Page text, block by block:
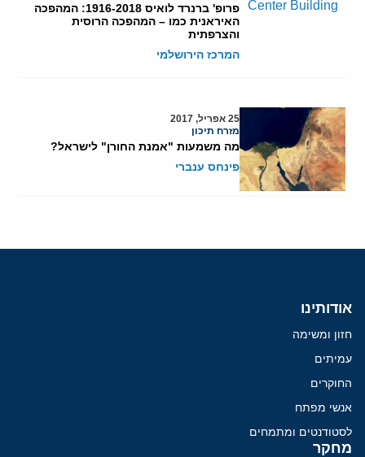
פרופ' ברנרד לואיס 1916-2018: המהפכה
האיראנית כמו – המהפכה הרוסית
והצרפתית
המרכז הירושלמי
25 אפריל, 2017
מזרח תיכון
מה משמעות "אמנת החורן" לישראל?
פינחס ענברי
אודותינו
חזון ומשימה
עמיתים
החוקרים
אנשי מפתח
לסטודנטים ומתמחים
מחקר